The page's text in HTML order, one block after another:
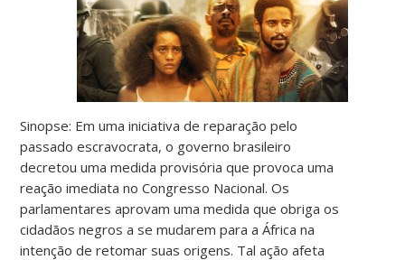
Sinopse: Em uma iniciativa de reparação pelo
passado escravocrata, o governo brasileiro
decretou uma medida provisória que provoca uma
reação imediata no Congresso Nacional. Os
parlamentares aprovam uma medida que obriga os
cidadãos negros a se mudarem para a África na
intenção de retomar suas origens. Tal ação afeta